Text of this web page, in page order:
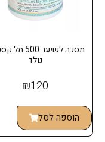
מסכה לשיער
גולד
₪120
הוספה לסל